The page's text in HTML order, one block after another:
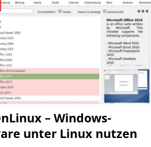
– Windows-
unter Linux nutzen